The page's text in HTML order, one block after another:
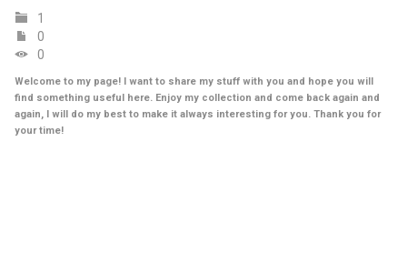
1
0
0
Welcome to my page! I want to share my stuff with you and hope you will
find something useful here. Enjoy my collection and come back again and
again, I will do my best to make it always interesting for you. Thank you for
your time!